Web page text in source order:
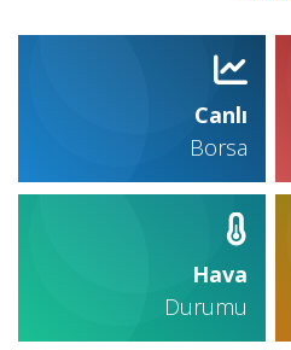
Canlı
Borsa
Hava
Durumu